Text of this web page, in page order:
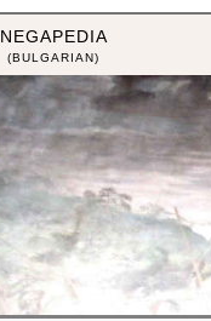
NEGAPEDIA
(BULGARIAN)